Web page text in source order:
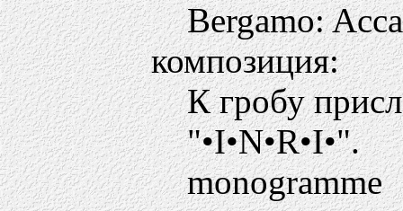
Bergamo:
композиция:
К гробу
"•I•N•R•I•".
monogramme